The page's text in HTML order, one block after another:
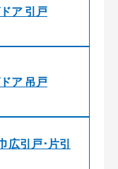
ア 引戸
ア 吊戸
引戸･片引